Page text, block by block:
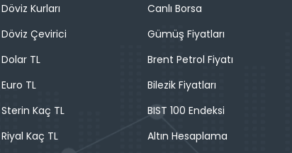
Döviz Kurları
Döviz Çevirici
Dolar TL
Euro TL
Sterin Kaç TL
Riyal Kaç TL
Canlı Borsa
Gümüş Fiyatları
Brent Petrol Fiyatı
Bilezik Fiyatları
BIST 100 Endeksi
Altın Hesaplama